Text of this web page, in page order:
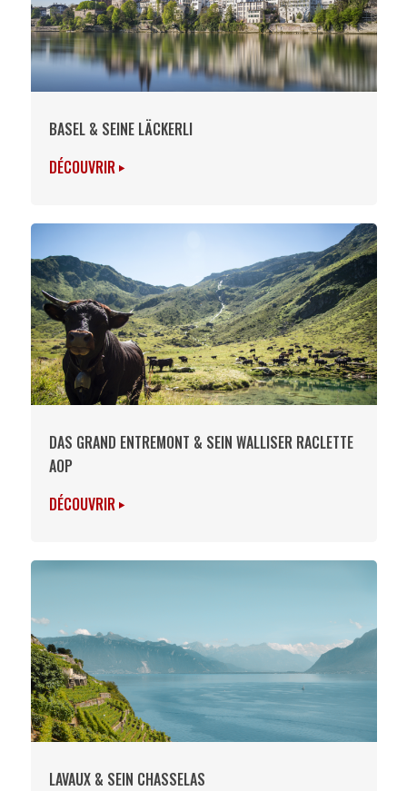
BASEL & SEINE LÄCKERLI
DÉCOUVRIR
DAS GRAND ENTREMONT & SEIN WALLISER RACLETTE
AOP
DÉCOUVRIR
LAVAUX & SEIN CHASSELAS